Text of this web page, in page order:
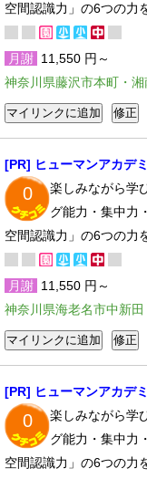
空間認識力」の6つの力
月謝 11,550 円～
神奈川県藤沢市本町・
[PR] ヒューマンアカデ
0
楽しみながら学
グ能力・集中力
空間認識力」の6つの力
月謝 11,550 円～
神奈川県海老名市中新
[PR] ヒューマンアカデ
0
楽しみながら学
グ能力・集中力
空間認識力」の6つの力